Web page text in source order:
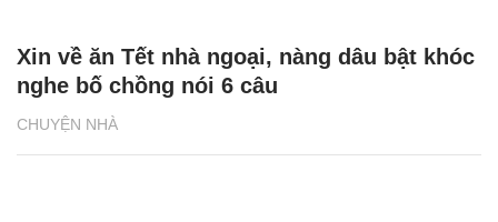
CHUYỆN NHÀ
Xin về ăn Tết nhà ngoại, nàng dâu bật khóc
nghe bố chồng nói 6 câu